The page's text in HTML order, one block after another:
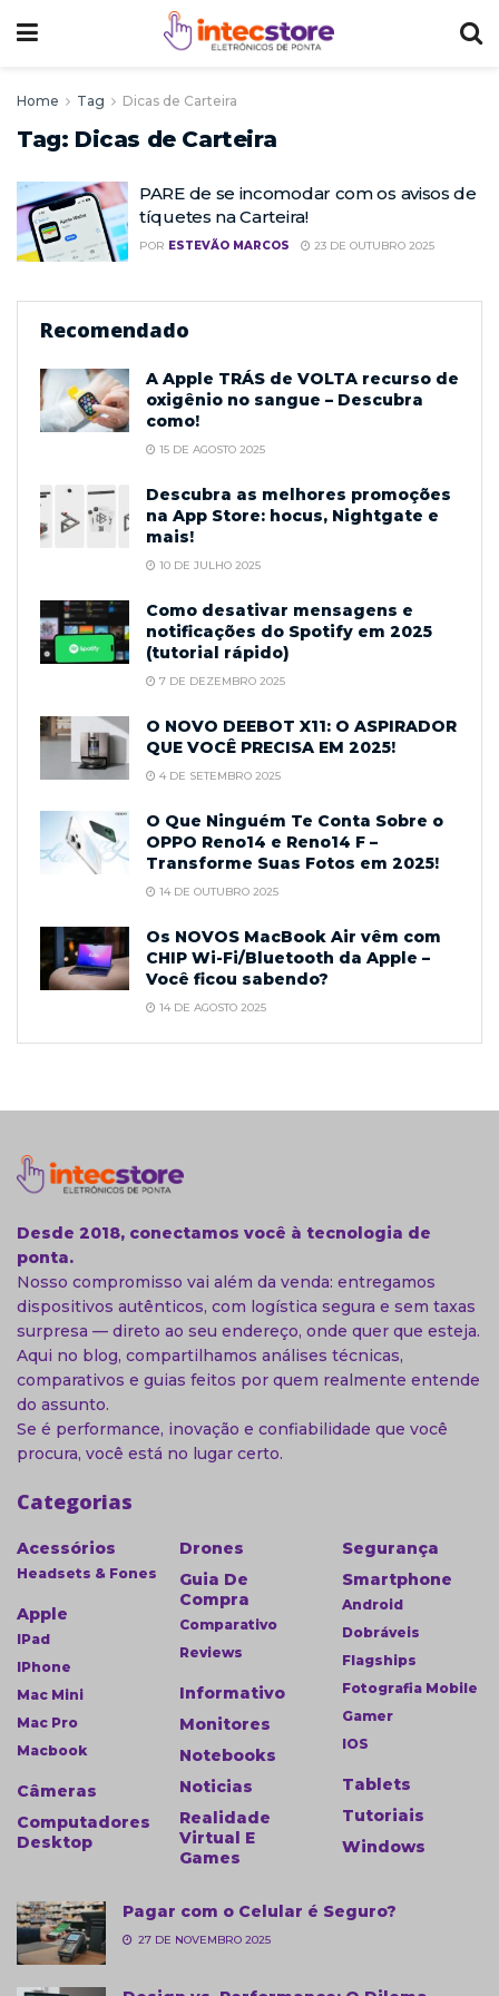
Home Tag Dicas de Carteira
Tag: Dicas de Carteira
PARE de se incomodar com os avisos de
tíquetes na Carteira!
POR ESTEVÃO MARCOS 23 DE OUTUBRO 2025
Recomendado
A Apple TRÁS de VOLTA recurso de
oxigênio no sangue – Descubra
como!
15 DE AGOSTO 2025
Descubra as melhores promoções
na App Store: hocus, Nightgate e
mais!
10 DE JULHO 2025
Como desativar mensagens e
notificações do Spotify em 2025
(tutorial rápido)
7 DE DEZEMBRO 2025
O NOVO DEEBOT X11: O ASPIRADOR
QUE VOCÊ PRECISA EM 2025!
4 DE SETEMBRO 2025
O Que Ninguém Te Conta Sobre o
OPPO Reno14 e Reno14 F –
Transforme Suas Fotos em 2025!
14 DE OUTUBRO 2025
Os NOVOS MacBook Air vêm com
CHIP Wi-Fi/Bluetooth da Apple –
Você ficou sabendo?
14 DE AGOSTO 2025
Desde 2018, conectamos você à tecnologia de
ponta.
Nosso compromisso vai além da venda: entregamos
dispositivos autênticos, com logística segura e sem taxas
surpresa — direto ao seu endereço, onde quer que esteja.
Aqui no blog, compartilhamos análises técnicas,
comparativos e guias feitos por quem realmente entende
do assunto.
Se é performance, inovação e confiabilidade que você
procura, você está no lugar certo.
Categorias
Acessórios
Headsets & Fones
Apple
IPad
IPhone
Mac Mini
Mac Pro
Macbook
Câmeras
Computadores
Desktop
Drones
Guia De
Compra
Comparativo
Reviews
Informativo
Monitores
Notebooks
Noticias
Realidade
Virtual E
Games
Segurança
Smartphone
Android
Dobráveis
Flagships
Fotografia Mobile
Gamer
IOS
Tablets
Tutoriais
Windows
Pagar com o Celular é Seguro?
27 DE NOVEMBRO 2025